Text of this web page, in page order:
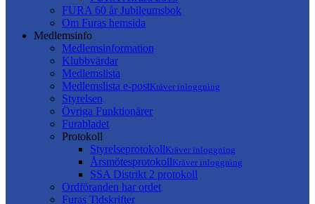
FURA 60 år Jubileumsbok
Om Furas hemsida
Medlemsinfo
Medlemsinformation
Klubbvärdar
Medlemslista
Medlemslista e-postKräver inloggning
Styrelsen
Övriga Funktionärer
Furabladet
Protokoll
StyrelseprotokollKräver inloggning
ÅrsmötesprotokollKräver inloggning
SSA Distrikt 2 protokoll
Ordföranden har ordet
Furas Tidskrifter